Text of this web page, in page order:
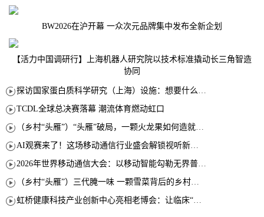
BW2026在沪开幕 一众次元品牌集中发布全新企划
【活力中国调研行】上海机器人研究院以技术标准撬动长三角智造
协同
TCDL全球总决赛落幕 潮流体育燃动虹口